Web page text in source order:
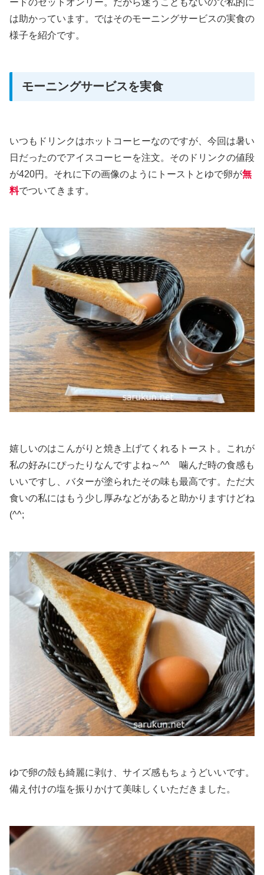
ードのセットオンリー。だから迷うこともないので私的に
は助かっています。ではそのモーニングサービスの実食の
様子を紹介です。
モーニングサービスを実食
いつもドリンクはホットコーヒーなのですが、今回は暑い
日だったのでアイスコーヒーを注文。そのドリンクの値段
が420円。それに下の画像のようにトーストとゆで卵が無
料でついてきます。
嬉しいのはこんがりと焼き上げてくれるトースト。これが
私の好みにぴったりなんですよね～^^ 噛んだ時の食感も
いいですし、バターが塗られたその味も最高です。ただ大
食いの私にはもう少し厚みなどがあると助かりますけどね
(^^;
ゆで卵の殻も綺麗に剥け、サイズ感もちょうどいいです。
備え付けの塩を振りかけて美味しくいただきました。